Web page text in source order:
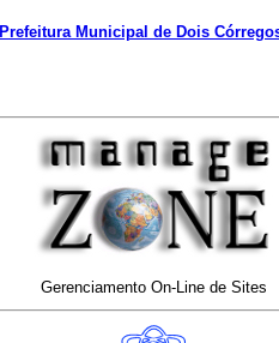
Prefeitura Municipal de Dois
Gerenciamento On-Line de Sites